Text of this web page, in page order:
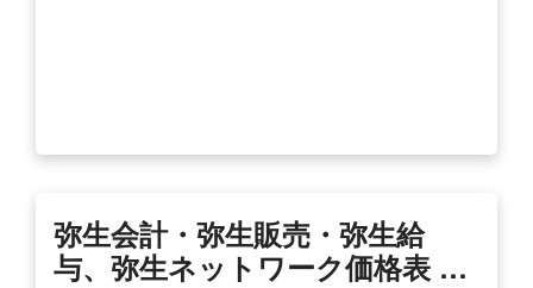
弥生会計・弥生販売・弥生給
与、弥生ネットワーク価格表 …